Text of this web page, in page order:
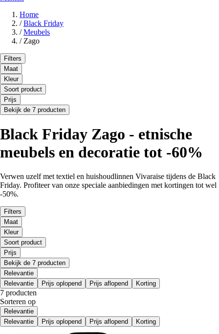
Home
/ Black Friday
/ Meubels
/ Zago
Filters
Maat
Kleur
Soort product
Prijs
Bekijk de 7 producten
Black Friday Zago - etnische
meubels en decoratie tot -60%
Verwen uzelf met textiel en huishoudlinnen Vivaraise tijdens de Black
Friday. Profiteer van onze speciale aanbiedingen met kortingen tot wel
-50%.
Filters
Maat
Kleur
Soort product
Prijs
Bekijk de 7 producten
Relevantie
Relevantie
Prijs oplopend Prijs aflopend Korting
7 producten
Sorteren op
Relevantie
Relevantie
Prijs oplopend Prijs aflopend Korting